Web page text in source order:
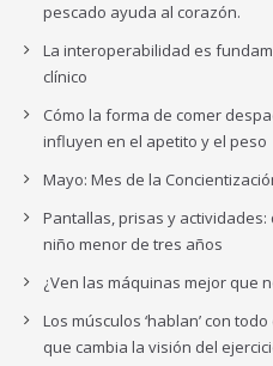
pescado ayuda al corazón.
La interoperabilidad es
clínico
Cómo la forma de comer
influyen en el apetito y el peso
Mayo: Mes de la
Pantallas, prisas y
niño menor de tres años
¿Ven las máquinas mejor que
Los músculos ‘hablan’ con
que cambia la visión del